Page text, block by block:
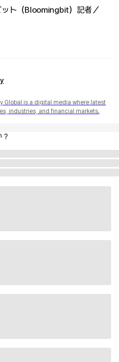
ト（Bloomingbit）記者／
Global is a digital media where latest
industries, and financial markets.